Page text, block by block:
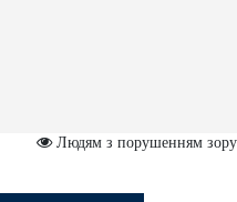
Людям з порушенням зору